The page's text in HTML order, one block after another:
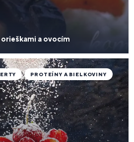
a ovocím
PROTEÍNY A BIELKOVINY